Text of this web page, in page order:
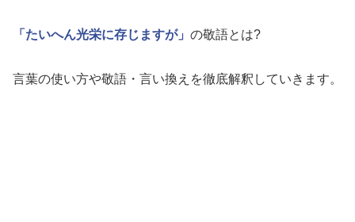
「たいへん光栄に存じますが」 の敬語とは?
言葉の使い方や敬語・言い換えを徹底解釈していきます。